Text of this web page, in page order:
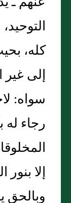
كله،
إلى غير
سواه‏:‏
رجاء
إلا
وبالحق